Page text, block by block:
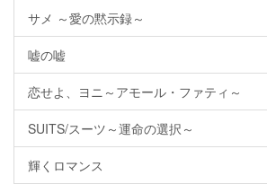
サメ ～愛の黙示録～
嘘の嘘
恋せよ、ヨニ～アモール・ファティ～
SUITS/スーツ～運命の選択～
輝くロマンス